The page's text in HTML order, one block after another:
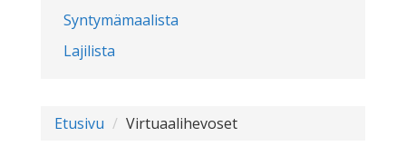
Syntymämaalista
Lajilista
Etusivu Virtuaalihevoset